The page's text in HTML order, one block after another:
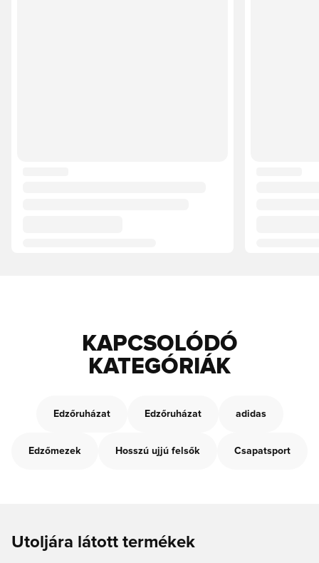
KAPCSOLÓDÓ
KATEGÓRIÁK
Edzőruházat Edzőruházat adidas
Edzőmezek Hosszú ujjú felsők Csapatsport
Utoljára látott termékek